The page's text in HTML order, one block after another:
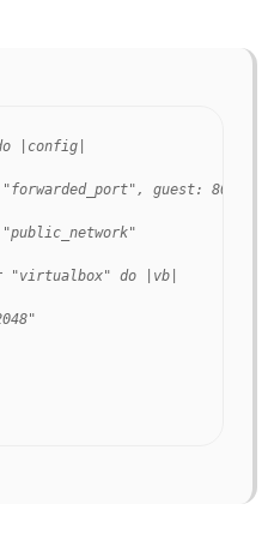
|config|
guest: 8081,
"virtualbox" do |vb|